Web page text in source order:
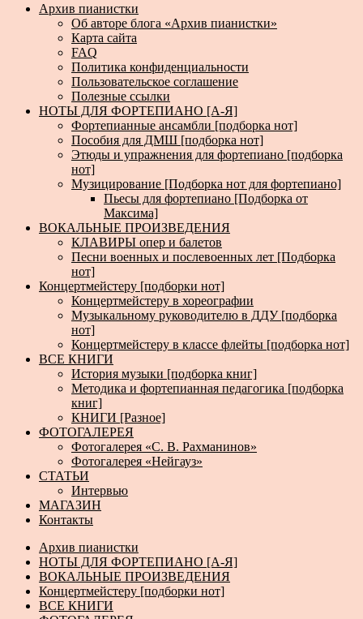
Архив пианистки
Об авторе блога «Архив пианистки»
Карта сайта
FAQ
Политика конфиденциальности
Пользовательское соглашение
Полезные ссылки
НОТЫ ДЛЯ ФОРТЕПИАНО [А-Я]
Фортепианные ансамбли [подборка нот]
Пособия для ДМШ [подборка нот]
Этюды и упражнения для фортепиано [подборка
нот]
Музицирование [Подборка нот для фортепиано]
Пьесы для фортепиано [Подборка от
Максима]
ВОКАЛЬНЫЕ ПРОИЗВЕДЕНИЯ
КЛАВИРЫ опер и балетов
Песни военных и послевоенных лет [Подборка
нот]
Концертмейстеру [подборки нот]
Концертмейстеру в хореографии
Музыкальному руководителю в ДДУ [подборка
нот]
Концертмейстеру в классе флейты [подборка нот]
ВСЕ КНИГИ
История музыки [подборка книг]
Методика и фортепианная педагогика [подборка
книг]
КНИГИ [Разное]
ФОТОГАЛЕРЕЯ
Фотогалерея «С. В. Рахманинов»
Фотогалерея «Нейгауз»
СТАТЬИ
Интервью
МАГАЗИН
Контакты
Архив пианистки
НОТЫ ДЛЯ ФОРТЕПИАНО [А-Я]
ВОКАЛЬНЫЕ ПРОИЗВЕДЕНИЯ
Концертмейстеру [подборки нот]
ВСЕ КНИГИ